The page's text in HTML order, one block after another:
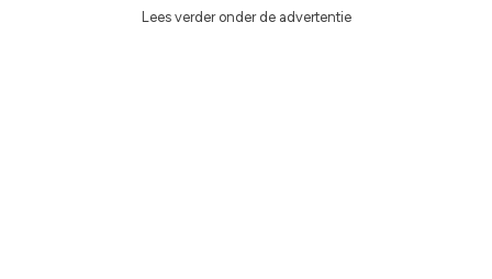
Lees verder onder de advertentie